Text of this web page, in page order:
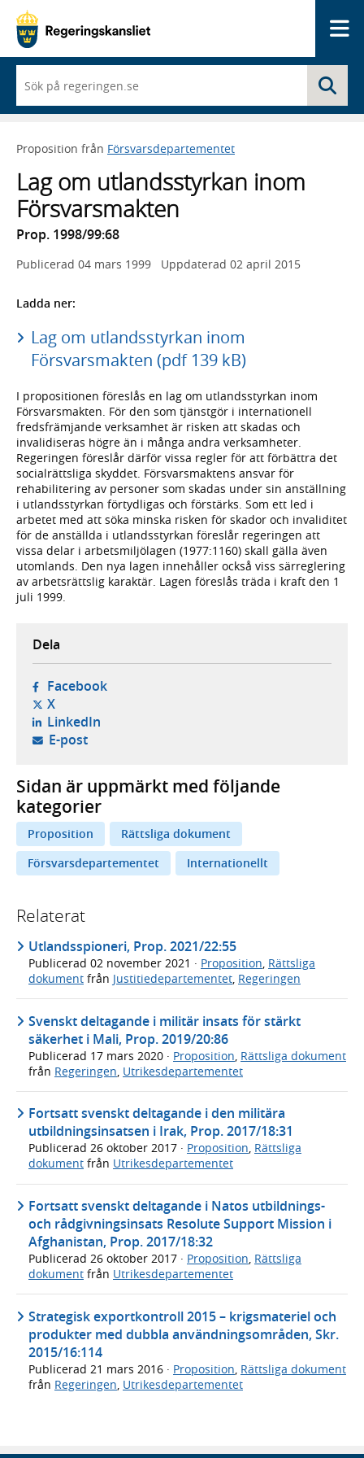
du
börjar
skriva
framträder
lista
med
sökförslag
Proposition från Försvarsdepartementet
Lag om utlandsstyrkan inom
Försvarsmakten
Prop. 1998/99:68
Publicerad 04 mars 1999 Uppdaterad 02 april 2015
Ladda ner:
Lag om utlandsstyrkan inom
Försvarsmakten (pdf 139 kB)
I propositionen föreslås en lag om utlandsstyrkan inom
Försvarsmakten. För den som tjänstgör i internationell
fredsfrämjande verksamhet är risken att skadas och
invalidiseras högre än i många andra verksamheter.
Regeringen föreslår därför vissa regler för att förbättra det
socialrättsliga skyddet. Försvarsmaktens ansvar för
rehabilitering av personer som skadas under sin anställning
i utlandsstyrkan förtydligas och förstärks. Som ett led i
arbetet med att söka minska risken för skador och invaliditet
för de anställda i utlandsstyrkan föreslår regeringen att
vissa delar i arbetsmiljölagen (1977:1160) skall gälla även
utomlands. Den nya lagen innehåller också viss särreglering
av arbetsrättslig karaktär. Lagen föreslås träda i kraft den 1
juli 1999.
Dela
Facebook- öppnas i ny flik, extern webbplats,
X- öppnas i ny flik, extern webbplats,
LinkedIn- öppnas i ny flik, extern webbplats,
E-post- öppnar din e-postklient,
Sidan är uppmärkt med följande
kategorier
Proposition
Rättsliga dokument
Försvarsdepartementet
Internationellt
Relaterat
Utlandsspioneri, Prop. 2021/22:55
Publicerad 02 november 2021 · Proposition, Rättsliga
dokument från Justitiedepartementet, Regeringen
Svenskt deltagande i militär insats för stärkt
säkerhet i Mali, Prop. 2019/20:86
Publicerad 17 mars 2020 · Proposition Rättsliga dokument
från Regeringen Utrikesdepartementet
Fortsatt svenskt deltagande i den militära
utbildningsinsatsen i Irak, Prop. 2017/18:31
Publicerad 26 oktober 2017 · Proposition, Rättsliga
dokument från Utrikesdepartementet
Fortsatt svenskt deltagande i Natos utbildnings-
och rådgivningsinsats Resolute Support Mission i
Afghanistan, Prop. 2017/18:32
Publicerad 26 oktober 2017 · Proposition, Rättsliga
dokument från Utrikesdepartementet
Strategisk exportkontroll 2015 – krigsmateriel och
produkter med dubbla användningsområden, Skr.
2015/16:114
Publicerad 21 mars 2016 · Proposition Rättsliga dokument
från Regeringen Utrikesdepartementet